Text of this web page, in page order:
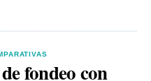
fondeo con